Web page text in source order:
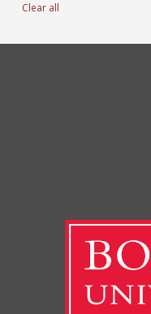
Clear all